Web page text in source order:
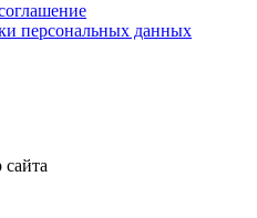
персональных данных